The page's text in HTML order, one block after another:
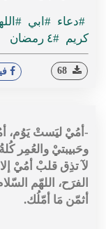
#دعاء #ابي
كريم #٤ رمضان
-أمُيْ ليَستْ يَوُم،
وحَبيبتيْ والعُمِر
لآ تذِق قلبْ أمُيْ
الفرَح، اللهّم
أثمّن مَا أمّلُك.